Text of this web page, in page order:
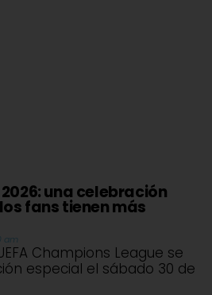
2026: una celebración
fans tienen más
am
Champions League se
especial el sábado 30 de